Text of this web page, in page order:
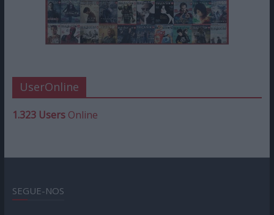
UserOnline
1.323 UsersOnline
SEGUE-NOS